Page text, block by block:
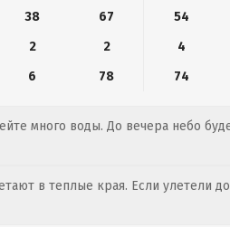
38 67 54
2 2 4
6 78 74
много воды. До вечера небо
в теплые края. Если улетели до